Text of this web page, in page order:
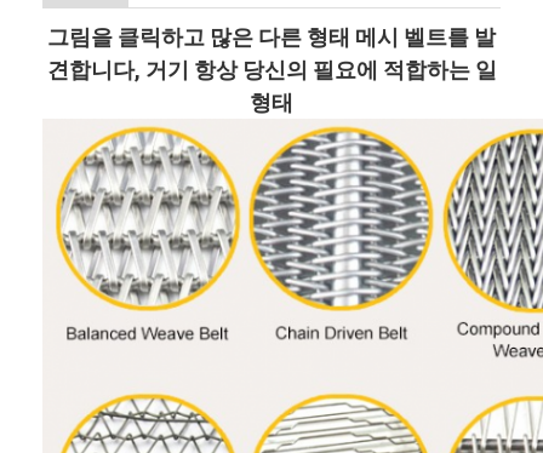
그림을 클릭하고 많은 다른 형태 메시 벨트를 발
견합니다, 거기 항상 당신의 필요에 적합하는 일
형태